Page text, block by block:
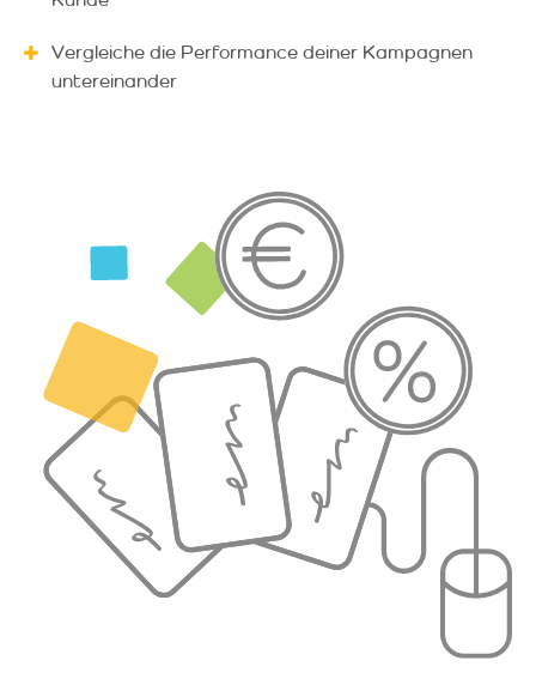
Vergleiche die Performance deiner Kampagnen
untereinander